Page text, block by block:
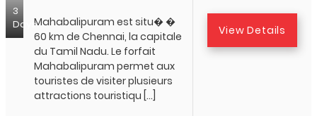
3
DaysMahabalipuram est situ� �
60 km de Chennai, la capitale
du Tamil Nadu. Le forfait
Mahabalipuram permet aux
touristes de visiter plusieurs
attractions touristiqu […]
View Details